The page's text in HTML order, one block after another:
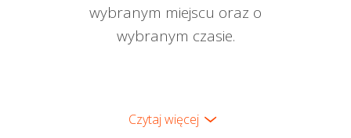
wybranym miejscu oraz o
wybranym czasie.
Czytaj więcej